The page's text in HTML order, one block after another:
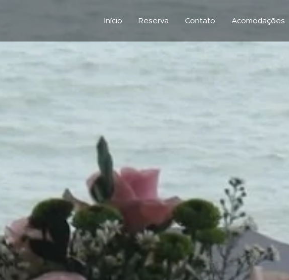
Início Reserva Contato Acomodações